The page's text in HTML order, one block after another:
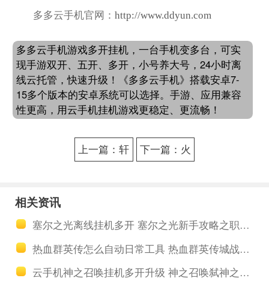
多多云手机官网：http://www.ddyun.com
多多云手机游戏多开挂机，一台手机变多台，可实
现手游双开、五开、多开，小号养大号，24小时离
线云托管，快速升级！《多多云手机》搭载安卓7-
15多个版本的安卓系统可以选择。手游、应用兼容
性更高，用云手机挂机游戏更稳定、更流畅！
上一篇：轩
下一篇：火
级完成
相关资讯
塞尔之光离线挂机多开 塞尔之光新手攻略之职业养成
热血群英传怎么自动日常工具 热血群英传城战玩法介绍
云手机神之召唤挂机多开升级 神之召唤弑神之战玩法攻略